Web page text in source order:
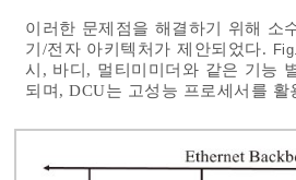
이러한 문제점을 해결하기 위해 소
기/전자 아키텍처가 제안되었다.
시, 바디, 멀티미미더와 같은 기능
되며, DCU는 고성능 프로세서를